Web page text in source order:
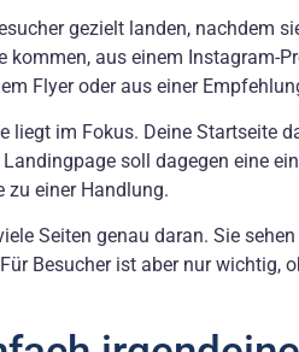
gezielt landen, nachdem
kommen, aus einem Instagram-
Flyer oder aus einer
liegt im Fokus. Deine Startseite
soll dagegen eine
zu einer Handlung.
Seiten genau daran. Sie
Besucher ist aber nur wichtig,